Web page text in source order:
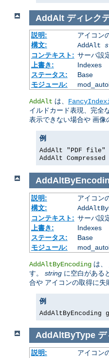
AddAltディレク
説明:
アイコン
構文:
AddAlt
コンテキスト: サーバ設
上書き:
Indexes
ステータス:
Base
モジュール:
AddAlt は、
イルドカード表現、完全
表示できない場合や 画像
例
AddAlt "PDF file"
AddAlt
説明:
アイコン
構文:
コンテキスト: サーバ設
上書き:
Indexes
ステータス:
Base
モジュール:
AddAltByEncoding は、
す。 string に空白がある
合や アイコンの取得に失
例
AddAltByEncoding
AddAltByTypeデ
説明:
アイコン